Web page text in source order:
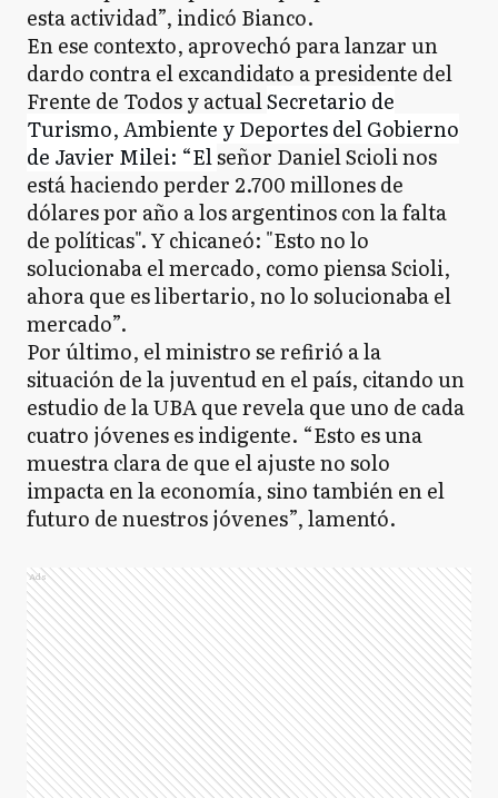
esta actividad”, indicó Bianco.
En ese contexto, aprovechó para lanzar un
dardo contra el excandidato a presidente del
Frente de Todos y actualSecretario de
Turismo, Ambiente y Deportes del Gobierno
de Javier Milei: “Elseñor Daniel Scioli nos
está haciendo perder 2.700 millones de
dólares por año a los argentinos con la falta
de políticas". Y chicaneó: "Esto no lo
solucionaba el mercado, como piensa Scioli,
ahora que es libertario, no lo solucionaba el
mercado”.
Por último, el ministro se refirió a la
situación de la juventud en el país, citando un
estudio de la UBA que revela que uno de cada
cuatro jóvenes es indigente. “Esto es una
muestra clara de que el ajuste no solo
impacta en la economía, sino también en el
futuro de nuestros jóvenes”, lamentó.
Ads